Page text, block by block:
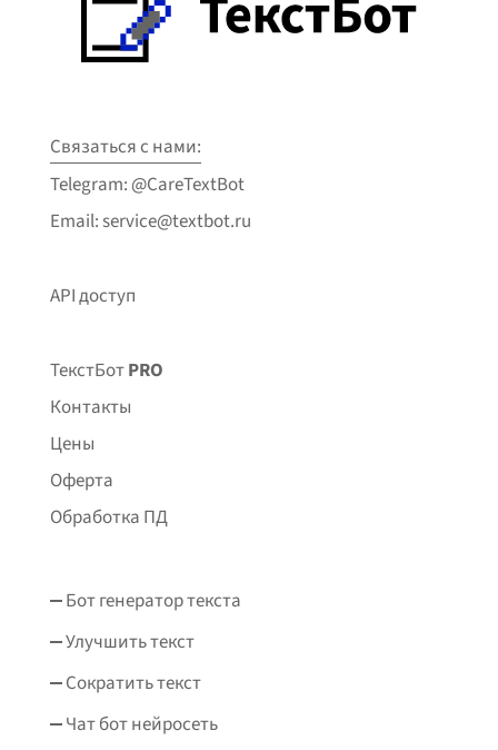
Связаться с нами:
Telegram: @CareTextBot
Email: service@textbot.ru
API доступ
ТекстБотPRO
Контакты
Цены
Оферта
Обработка ПД
Бот генератор текста
Улучшить текст
Сократить текст
Чат бот нейросеть